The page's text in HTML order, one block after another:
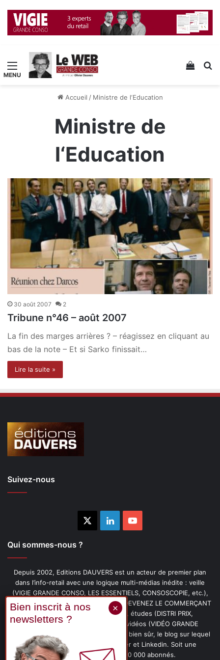
Menu Voir
Accueil / Ministre de l‘Education
Ministre de
l‘Education
30 août 2007 2
Tribune n°46 – août 2007
La fin des marges arrières ? – réagissez en cliquant au
bas de la note – Et si Sarko finissait…
Lire la suite »
Suivez-nous
LinkedinYouTube
Qui sommes-nous ?
Depuis 2002, Editions DAUVERS est un acteur de premier plan
dans l’info-retail avec une logique multi-médias inédite : veille
(VIGIE GRANDE CONSO, LES ESSENTIELS, CONSOSCOPIE, etc.),
livres (PENSER-CLIENT, IMAGE-PRIX, DEVENEZ LE COMMERÇANT
PRÉFÉRÉ DE VOS CLIENTS, etc.), études (DISTRI PRIX,
PROMOFLASH, DRIVE INSIGHTS), vidéos (VIDÉO GRANDE
CONSO), podcasts (CAFÉ CONSO) et, bien sûr, le blog sur lequel
vous êtes, ainsi que les fils Twitter et Linkedin. Soit une
communauté de plus de 150 000 abonnés.